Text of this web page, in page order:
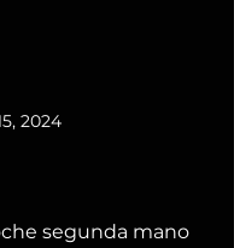
2024
segunda mano